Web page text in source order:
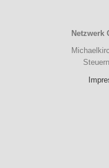
Netzwerk